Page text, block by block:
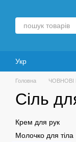
Укр
Головна ЧОВНОВІ
Сіль
Крем для рук
Молочко для тіла